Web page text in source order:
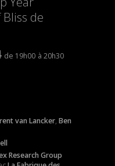
de
19h00 20h30
van Lancker, Ben
Research Group